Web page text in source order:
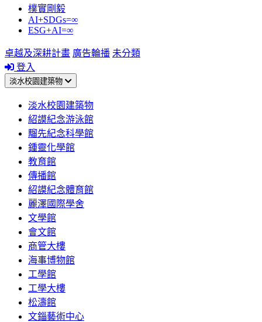
樸實剛毅
AI+SDGs=∞
ESG+AI=∞
卓越及深耕計畫 廣告輪播 未分類
登入
淡水校園建築物
淡水校園建築物
紹謨紀念游泳館
騮先紀念科學館
鍾靈化學館
教育館
傳播館
紹謨紀念體育館
麗澤國際學舍
文學館
會文館
商管大樓
海事博物館
工學館
工學大樓
松濤館
文錙藝術中心